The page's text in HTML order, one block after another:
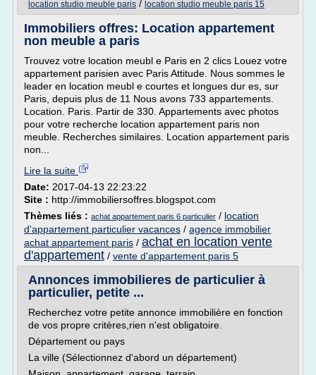
location studio meuble paris / location studio meuble paris 15
Immobiliers offres: Location appartement
non meuble a paris
Trouvez votre location meubl e Paris en 2 clics Louez votre
appartement parisien avec Paris Attitude. Nous sommes le
leader en location meubl e courtes et longues dur es, sur
Paris, depuis plus de 11 Nous avons 733 appartements.
Location. Paris. Partir de 330. Appartements avec photos
pour votre recherche location appartement paris non
meuble. Recherches similaires. Location appartement paris
non...
Lire la suite
Date: 2017-04-13 22:23:22
Site : http://immobiliersoffres.blogspot.com
Thèmes liés : achat appartement paris 6 particulier / location
d'appartement particulier vacances / agence immobilier
achat appartement paris / achat en location vente
d'appartement / vente d'appartement paris 5
Annonces immobilieres de particulier à
particulier, petite ...
Recherchez votre petite annonce immobilière en fonction
de vos propre critères,rien n'est obligatoire.
Département ou pays
La ville (Sélectionnez d'abord un département)